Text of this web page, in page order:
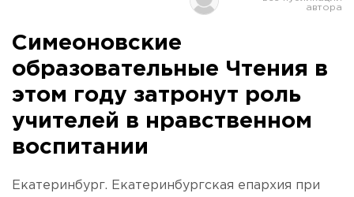
Симеоновские
образовательные Чтения в
этом году затронут роль
учителей в нравственном
воспитании
Екатеринбург. Екатеринбургская епархия при